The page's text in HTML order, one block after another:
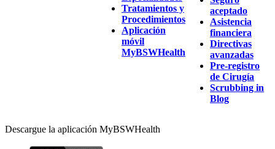
Tratamientos y
Procedimientos
Aplicación
móvil
MyBSWHealth
aceptado
Asistencia
financiera
Directivas
avanzadas
Pre-registro
de Cirugía
Scrubbing in
Blog
Descargue la aplicación MyBSWHealth